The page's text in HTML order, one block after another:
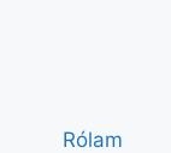
Rólam